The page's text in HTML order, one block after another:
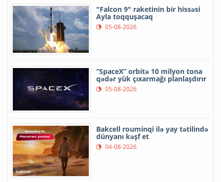
"Falcon 9" raketinin bir hissəsi
Ayla toqquşacaq
05-08-2026
“SpaceX” orbitə 10 milyon tona
qədər yük çıxarmağı planlaşdırır
05-08-2026
Bakcell rouminqi ilə yay tətilində
dünyanı kəşf et
04-08-2026